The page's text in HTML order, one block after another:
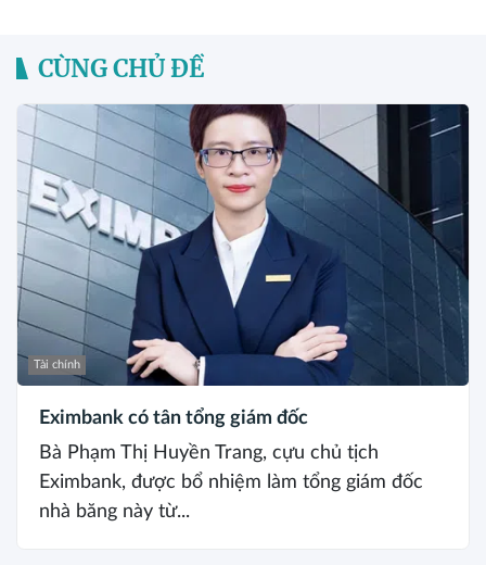
CÙNG CHỦ ĐỀ
Tài chính
Eximbank có tân tổng giám đốc
Bà Phạm Thị Huyền Trang, cựu chủ tịch
Eximbank, được bổ nhiệm làm tổng giám đốc
nhà băng này từ...